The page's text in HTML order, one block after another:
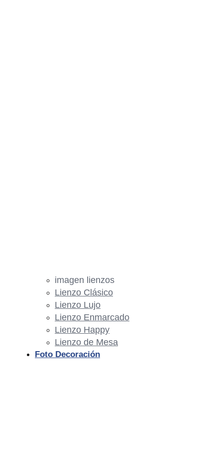
imagen lienzos
Lienzo Clásico
Lienzo Lujo
Lienzo Enmarcado
Lienzo Happy
Lienzo de Mesa
Foto Decoración